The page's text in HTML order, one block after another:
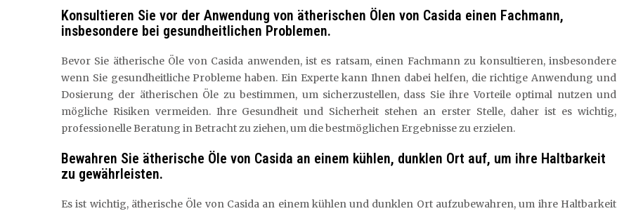
Konsultieren Sie vor der Anwendung von ätherischen Ölen von Casida einen Fachmann,
insbesondere bei gesundheitlichen Problemen.
Bevor Sie ätherische Öle von Casida anwenden, ist es ratsam, einen Fachmann zu konsultieren, insbesondere
wenn Sie gesundheitliche Probleme haben. Ein Experte kann Ihnen dabei helfen, die richtige Anwendung und
Dosierung der ätherischen Öle zu bestimmen, um sicherzustellen, dass Sie ihre Vorteile optimal nutzen und
mögliche Risiken vermeiden. Ihre Gesundheit und Sicherheit stehen an erster Stelle, daher ist es wichtig,
professionelle Beratung in Betracht zu ziehen, um die bestmöglichen Ergebnisse zu erzielen.
Bewahren Sie ätherische Öle von Casida an einem kühlen, dunklen Ort auf, um ihre Haltbarkeit
zu gewährleisten.
Es ist wichtig, ätherische Öle von Casida an einem kühlen und dunklen Ort aufzubewahren, um ihre Haltbarkeit